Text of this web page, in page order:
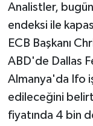
Analistler,
endeksi ile
ECB Başkanı
ABD'de Dallas
Almanya'da Ifo
edileceğini
fiyatında 4 bin